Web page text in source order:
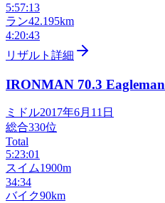
5:57:13
ラン42.195km
4:20:43
リザルト詳細
IRONMAN 70.3 Eagleman
ミドル2017年6月11日
総合330位
Total
5:23:01
スイム1900m
34:34
バイク90km